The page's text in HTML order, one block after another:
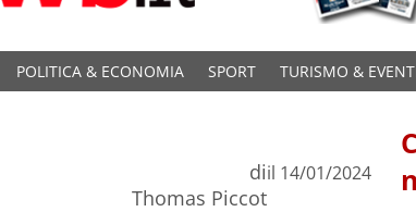
POLITICA & ECONOMIA SPORT TURISMO &
di
Thomas Piccot
il 14/01/2024